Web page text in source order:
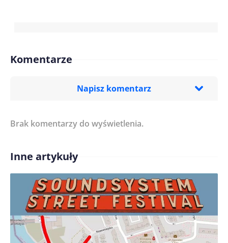
Komentarze
Napisz komentarz
Treść komentarza*
Imię/ Nick*
Brak komentarzy do wyświetlenia.
Inne artykuły